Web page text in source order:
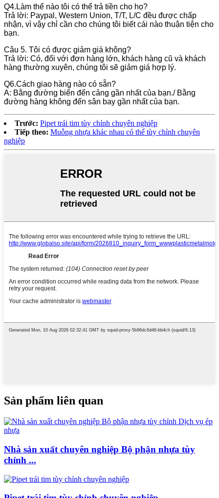
Q4.Làm thế nào tôi có thể trả tiền cho họ?
Trả lời: Paypal, Western Union, T/T, L/C đều được chấp
nhận, vì vậy chỉ cần cho chúng tôi biết cái nào thuận tiện cho
bạn.
Câu 5. Tôi có được giảm giá không?
Trả lời: Có, đối với đơn hàng lớn, khách hàng cũ và khách
hàng thường xuyên, chúng tôi sẽ giảm giá hợp lý.
Q6.Cách giao hàng nào có sẵn?
A: Bằng đường biển đến cảng gần nhất của bạn./ Bằng
đường hàng không đến sân bay gần nhất của bạn.
Trước: Pipet trái tim tùy chỉnh chuyên nghiệp
Tiếp theo: Muỗng nhựa khác nhau có thể tùy chỉnh chuyên
nghiệp
Sản phẩm liên quan
Nhà sản xuất chuyên nghiệp Bộ phận nhựa tùy
chỉnh ...